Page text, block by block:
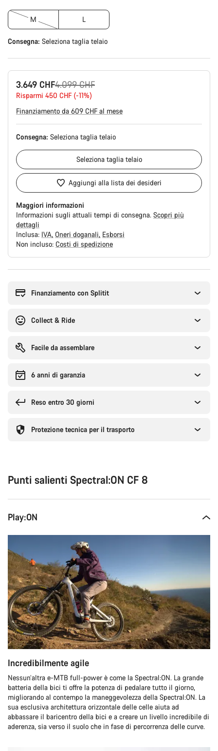
M L
Consegna: Seleziona taglia telaio
3.649 CHF
Prezzo
originale
4.099 CHF
Risparmi 450 CHF (-11%)
Finanziamento da 609 CHF al mese
Consegna: Seleziona taglia telaio
Seleziona taglia telaio
Aggiungi alla lista dei desideri
Maggiori informazioni
Informazioni sugli attuali tempi di consegna. Scopri più
dettagli
Inclusa: IVA Oneri doganali Esborsi
Non incluso: Costi di spedizione
l'acquistoFinanziamento con Splitit
Collect & Ride
Facile da assemblare
6 anni di garanzia
Reso entro 30 giorni
Protezione tecnica per il trasporto
Punti salienti Spectral:ON CF 8
Play:ON
Incredibilmente agile
Nessun’altra e-MTB full-power è come la Spectral:ON. La grande
batteria della bici ti offre la potenza di pedalare tutto il giorno,
migliorando al contempo la maneggevolezza della Spectral:ON. La
sua esclusiva architettura orizzontale delle celle aiuta ad
abbassare il baricentro della bici e a creare un livello incredibile di
aderenza, sia verso il suolo che in fase di percorrenza delle curve.